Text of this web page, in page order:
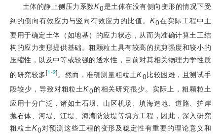
土体的静止侧压力系数K0是土体在没有侧向变形的情况下受
到的侧向有效应力与竖向有效应力的比值。 K0在实际工程中主
要用于确定土体（如地基）的应力状态，从而为准确计算土工结
构的应力变形提供基础。粗颗粒土具有较高的抗剪强度和较小的
压缩性，以及中等或较强的透水性，目前对其相关物理力学性质
的研究较多[1-2]。然而，准确测量粗粒土K0比较困难，且测试手
段较少，导致对粗粒土K0的相关研究很少。实际上，粗颗粒土
应用十分广泛，诸如土石坝、山区机场、填海造地、道路、护岸
抛石体、河堤、江堤、海湾防波堤等填方工程，因此，深入研究
粗粒土K0对预测这些工程的变形及稳定性有重要的理论意义和